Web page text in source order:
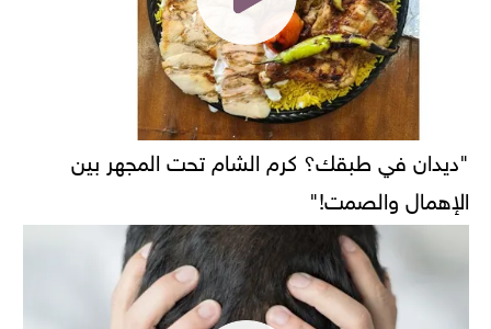
"ديدان في طبقك؟ كرم الشام تحت المجهر بين
الإهمال والصمت!"